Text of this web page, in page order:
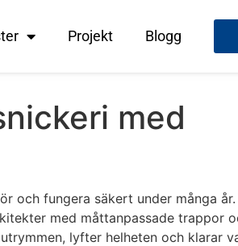
Projekt Blogg
med
och fungera säkert under många
med måttanpassade trappor
lyfter helheten och klarar